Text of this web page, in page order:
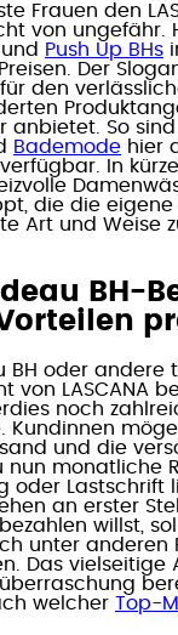
Frauen den
von ungefähr.
Push Up BHs
Der
den
anbietet. So sind
Bademode hier
In
die die
Art und Weise
BH-
BH oder andere
von LASCANA
noch
Kundinnen
und die
nun monatliche
oder Lastschrift
an erster
willst,
unter anderen
Das
welcher Top-